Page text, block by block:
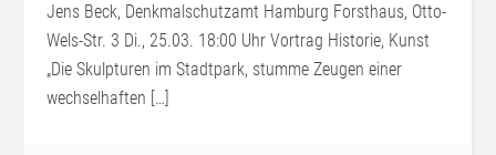
Jens Beck, Denkmalschutzamt Hamburg Forsthaus, Otto-
Wels-Str. 3 Di., 25.03. 18:00 Uhr Vortrag Historie, Kunst
„Die Skulpturen im Stadtpark, stumme Zeugen einer
wechselhaften […]